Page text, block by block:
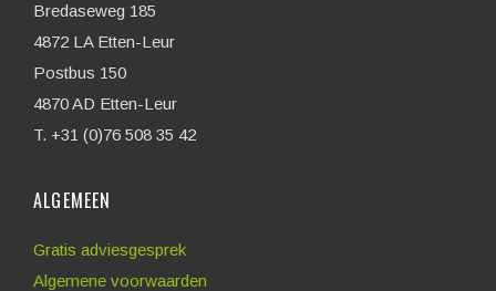
Bredaseweg 185
4872 LA Etten-Leur
Postbus 150
4870 AD Etten-Leur
T. +31 (0)76 508 35 42
ALGEMEEN
Gratis adviesgesprek
Algemene voorwaarden